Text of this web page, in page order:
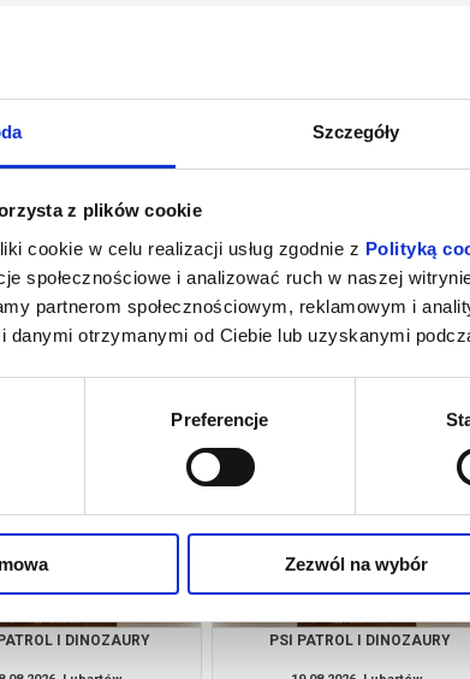
Szczegóły
z plików cookie
cookie w celu realizacji usług zgodnie z Polityką
społecznościowe i analizować ruch w naszej
partnerom społecznościowym, reklamowym i
danymi otrzymanymi od Ciebie lub uzyskanymi
Preferencje
Zezwól na wybór
I DINOZAURY
kup bilet
PSI PATROL I DINOZAURY
kup
I DINOZAURY PSI PATROL I DINOZAURY